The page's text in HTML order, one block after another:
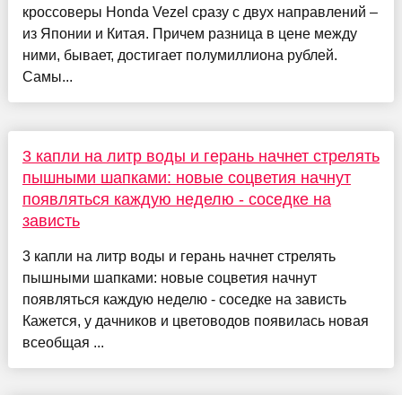
кроссоверы Honda Vezel сразу с двух направлений –
из Японии и Китая. Причем разница в цене между
ними, бывает, достигает полумиллиона рублей.
Самы...
3 капли на литр воды и герань начнет стрелять
пышными шапками: новые соцветия начнут
появляться каждую неделю - соседке на
зависть
3 капли на литр воды и герань начнет стрелять
пышными шапками: новые соцветия начнут
появляться каждую неделю - соседке на зависть
Кажется, у дачников и цветоводов появилась новая
всеобщая ...